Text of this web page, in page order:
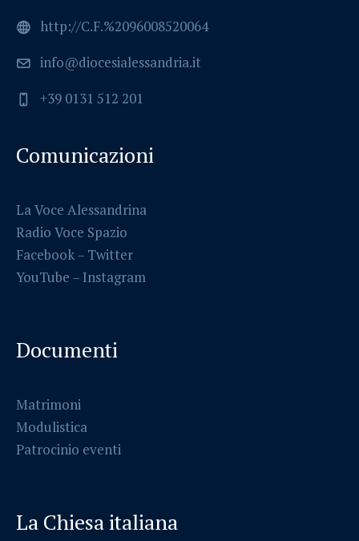
http://C.F.%2096008520064
info@diocesialessandria.it
+39 0131 512 201
Comunicazioni
La Voce Alessandrina
Radio Voce Spazio
Facebook– Twitter
YouTube – Instagram
Documenti
Matrimoni
Modulistica
Patrocinio eventi
La Chiesa italiana